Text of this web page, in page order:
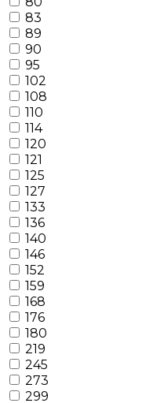
83
89
90
95
102
108
110
114
120
121
125
127
133
136
140
146
152
159
168
176
180
219
245
273
299